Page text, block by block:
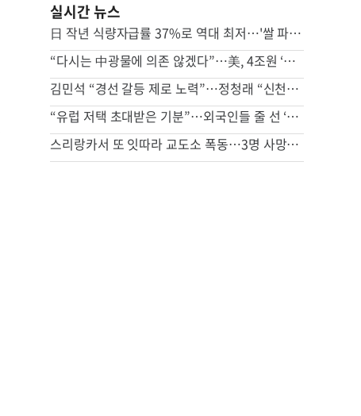
실시간 뉴스
日 작년 식량자급률 37%로 역대 최저…'쌀 파동' 여파
“다시는 中광물에 의존 않겠다”…美, 4조원 ‘광업 프로젝트’ 추진
김민석 “경선 갈등 제로 노력”…정청래 “신천지 의혹 제기 사과부터”
“유럽 저택 초대받은 기분”…외국인들 줄 선 ‘K뷰티 핫플’ 비밀 [비크닉]
스리랑카서 또 잇따라 교도소 폭동…3명 사망·20여명 부상